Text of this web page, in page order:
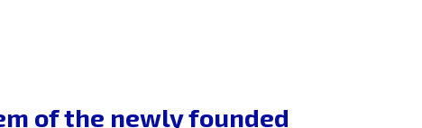
of the newly founded